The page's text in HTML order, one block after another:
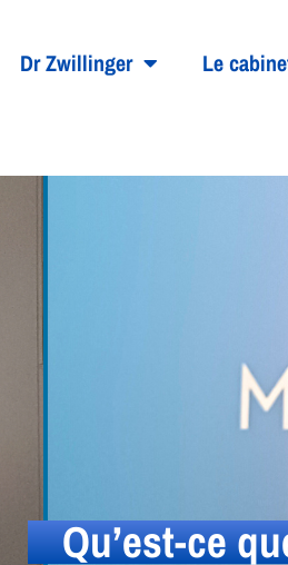
Dr Zwillinger Le
Qu’est-ce